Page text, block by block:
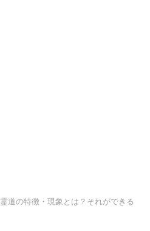
霊道の特徴・現象とは？それができる